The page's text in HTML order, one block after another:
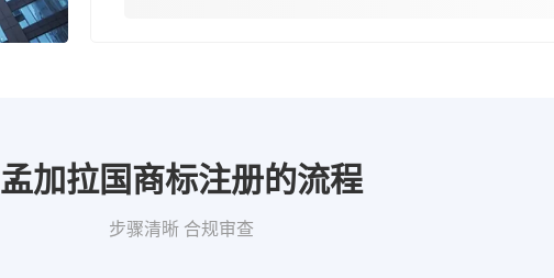
孟加拉国商标注册的流程
步骤清晰 合规审查